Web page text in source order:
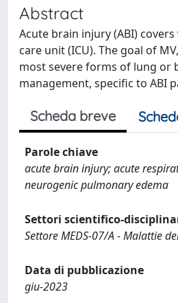
Abstract
Acute brain injury (ABI)
care unit (ICU). The goal of
most severe forms of lung or
management, specific to ABI
Scheda breve
Parole chiave
acute brain injury; acute
neurogenic pulmonary edema
Settori scientifico-
Settore MEDS-07/A - Malattie
Data di pubblicazione
giu-2023